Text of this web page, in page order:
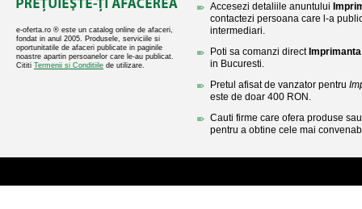
e-oferta.ro ® este un catalog online de afaceri,
fondat in anul 2005. Produsele, serviciile si
oportunitatile de afaceri publicate in paginile
noastre apartin persoanelor care le-au publicat.
Cititi Termenii si Conditiile de utilizare.
Accesezi detaliile anuntului
contactezi persoana care l-a
intermediari.
Poti sa comanzi direct
in Bucuresti.
Pretul afisat de vanzator pentru
este de doar 400 RON.
Cauti firme care ofera produse
pentru a obtine cele mai